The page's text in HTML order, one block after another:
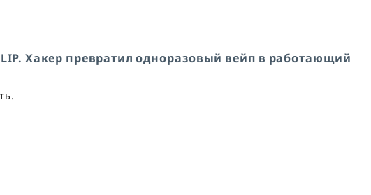
Хакер превратил одноразовый вейп в работающий